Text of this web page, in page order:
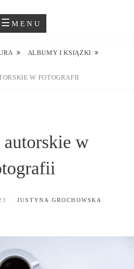
GROCHOWSKA
MENU
ALBUMY I KSIĄŻKI
W FOTOGRAFII
autorskie w
BY
JUSTYNA GROCHOWSKA